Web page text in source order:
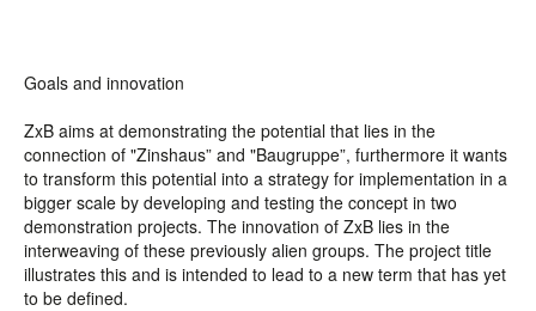
Goals and innovation
ZxB aims at demonstrating the potential that lies in the
connection of "Zinshaus” and "Baugruppe”, furthermore it wants
to transform this potential into a strategy for implementation in a
bigger scale by developing and testing the concept in two
demonstration projects. The innovation of ZxB lies in the
interweaving of these previously alien groups. The project title
illustrates this and is intended to lead to a new term that has yet
to be defined.